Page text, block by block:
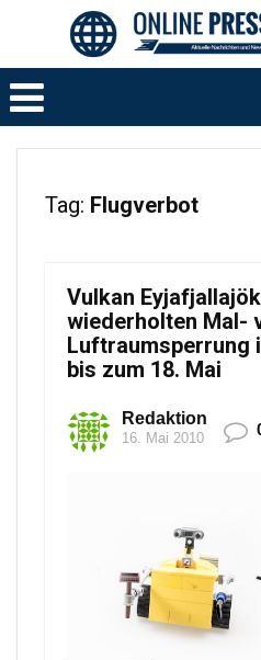
Tag: Flugverbot
Vulkan
wiederholten Mal-
Luftraumsperrung
bis zum 18. Mai
Redaktion
16. Mai 2010